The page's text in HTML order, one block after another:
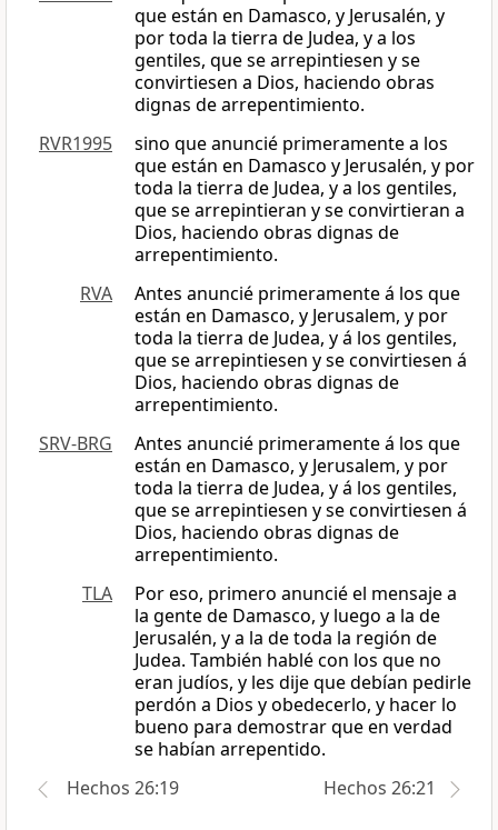
que están en Damasco, y Jerusalén, y
por toda la tierra de Judea, y a los
gentiles, que se arrepintiesen y se
convirtiesen a Dios, haciendo obras
dignas de arrepentimiento.
RVR1995
sino que anuncié primeramente a los
que están en Damasco y Jerusalén, y por
toda la tierra de Judea, y a los gentiles,
que se arrepintieran y se convirtieran a
Dios, haciendo obras dignas de
arrepentimiento.
RVA
Antes anuncié primeramente á los que
están en Damasco, y Jerusalem, y por
toda la tierra de Judea, y á los gentiles,
que se arrepintiesen y se convirtiesen á
Dios, haciendo obras dignas de
arrepentimiento.
SRV-BRG
Antes anuncié primeramente á los que
están en Damasco, y Jerusalem, y por
toda la tierra de Judea, y á los gentiles,
que se arrepintiesen y se convirtiesen á
Dios, haciendo obras dignas de
arrepentimiento.
TLA
Por eso, primero anuncié el mensaje a
la gente de Damasco, y luego a la de
Jerusalén, y a la de toda la región de
Judea. También hablé con los que no
eran judíos, y les dije que debían pedirle
perdón a Dios y obedecerlo, y hacer lo
bueno para demostrar que en verdad
se habían arrepentido.
Hechos 26:19
Hechos 26:21